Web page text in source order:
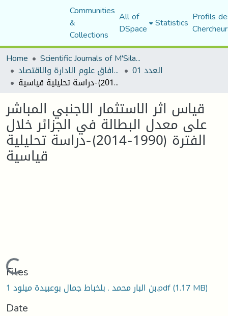
Communities
&
Collections
All of
DSpace Statistics Profils
Home
Scientific Journals of M'Sila University
مجلة افاق علوم الادارة والاقتصاد العدد 01
قياس اثر الاستثمار الاجنبي المباشر على معدل البطالة في الجزائر خلال الفترة (1990-2014)-دراسة تحليلية قياسية
قياس اثر الاستثمار الاجنبي المباشر
على معدل البطالة في الجزائر خلال
الفترة (1990-2014)-دراسة تحليلية
قياسية
Loading...
Files
1 بن البار محمد . بلخباط جمال بوعبيدة ميلود.pdf(1.17 MB)
Date